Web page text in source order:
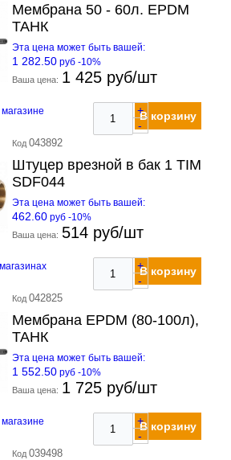
Мембрана 50 - 60л. EPDM
ТАНК
Эта цена может быть вашей:
1 282.50 руб -10%
Ваша цена: 1 425 руб/шт
+
-
В корзину
Код 043892
Штуцер врезной в бак 1 TIM
SDF044
Эта цена может быть вашей:
462.60 руб -10%
Ваша цена: 514 руб/шт
+
-
В корзину
Код 042825
Мембрана EPDM (80-100л),
ТАНК
Эта цена может быть вашей:
1 552.50 руб -10%
Ваша цена: 1 725 руб/шт
+
-
В корзину
Код 039498